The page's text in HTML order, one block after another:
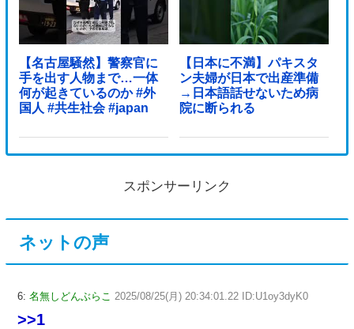
【名古屋騒然】警察官に
手を出す人物まで…一体
何が起きているのか #外
国人 #共生社会 #japan
【日本に不満】パキスタ
ン夫婦が日本で出産準備
→日本語話せないため病
院に断られる
スポンサーリンク
ネットの声
6: 名無しどんぶらこ 2025/08/25(月) 20:34:01.22 ID:U1oy3dyK0
>>1